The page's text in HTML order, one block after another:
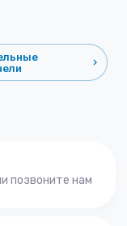
позвоните нам